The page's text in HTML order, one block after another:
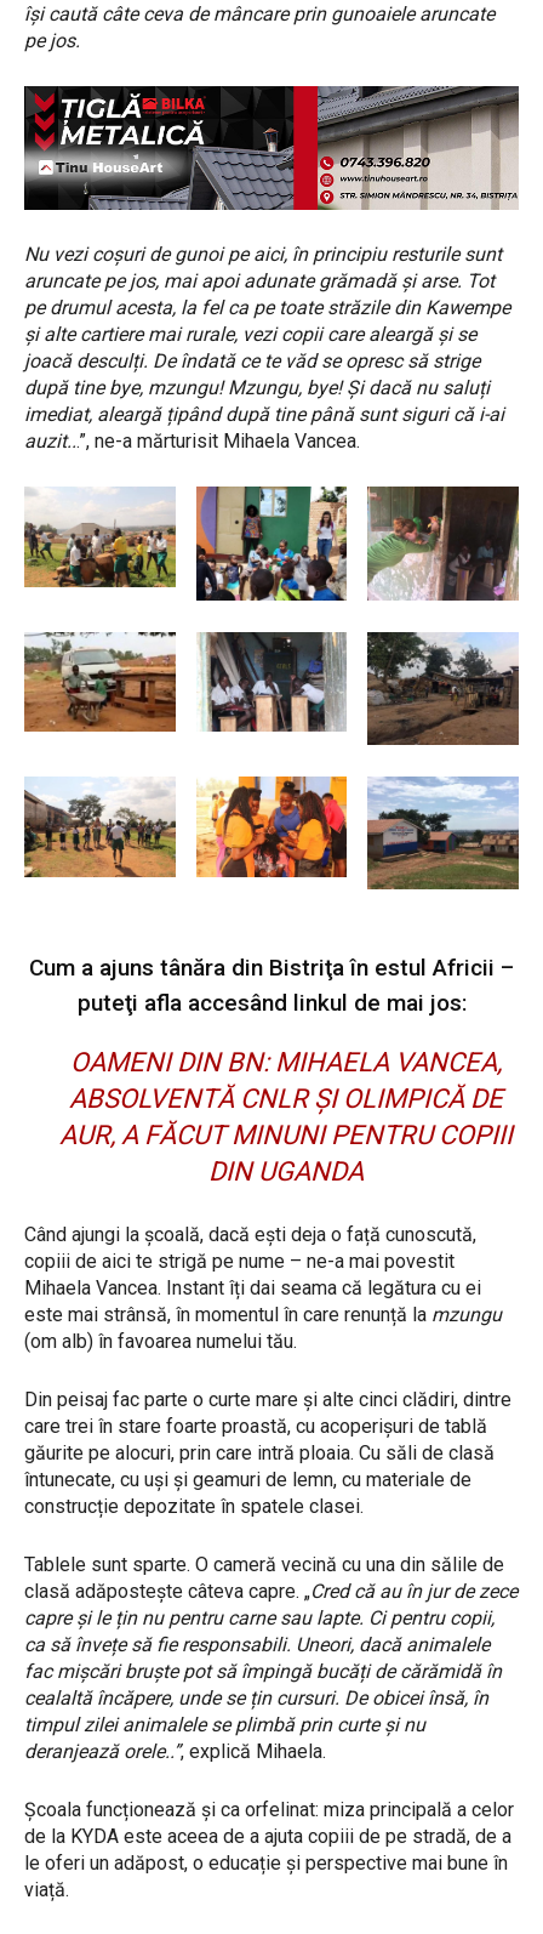
își caută câte ceva de mâncare prin gunoaiele aruncate
pe jos.
Nu vezi coșuri de gunoi pe aici, în principiu resturile sunt
aruncate pe jos, mai apoi adunate grămadă și arse. Tot
pe drumul acesta, la fel ca pe toate străzile din Kawempe
și alte cartiere mai rurale, vezi copii care aleargă și se
joacă desculți. De îndată ce te văd se opresc să strige
după tine bye, mzungu! Mzungu, bye! Și dacă nu saluți
imediat, aleargă țipând după tine până sunt siguri că i-ai
auzit...”, ne-a mărturisit Mihaela Vancea.
Cum a ajuns tânăra din Bistriţa în estul Africii –
puteţi afla accesând linkul de mai jos:
OAMENI DIN BN: MIHAELA VANCEA,
ABSOLVENTĂ CNLR ŞI OLIMPICĂ DE
AUR, A FĂCUT MINUNI PENTRU COPIII
DIN UGANDA
Când ajungi la școală, dacă ești deja o față cunoscută,
copiii de aici te strigă pe nume – ne-a mai povestit
Mihaela Vancea. Instant îți dai seama că legătura cu ei
este mai strânsă, în momentul în care renunță la mzungu
(om alb) în favoarea numelui tău.
Din peisaj fac parte o curte mare și alte cinci clădiri, dintre
care trei în stare foarte proastă, cu acoperișuri de tablă
găurite pe alocuri, prin care intră ploaia. Cu săli de clasă
întunecate, cu uși și geamuri de lemn, cu materiale de
construcție depozitate în spatele clasei.
Tablele sunt sparte. O cameră vecină cu una din sălile de
clasă adăpostește câteva capre. „Cred că au în jur de zece
capre și le țin nu pentru carne sau lapte. Ci pentru copii,
ca să învețe să fie responsabili. Uneori, dacă animalele
fac mișcări bruște pot să împingă bucăți de cărămidă în
cealaltă încăpere, unde se țin cursuri. De obicei însă, în
timpul zilei animalele se plimbă prin curte și nu
deranjează orele..”, explică Mihaela.
Școala funcționează și ca orfelinat: miza principală a celor
de la KYDA este aceea de a ajuta copiii de pe stradă, de a
le oferi un adăpost, o educație și perspective mai bune în
viață.